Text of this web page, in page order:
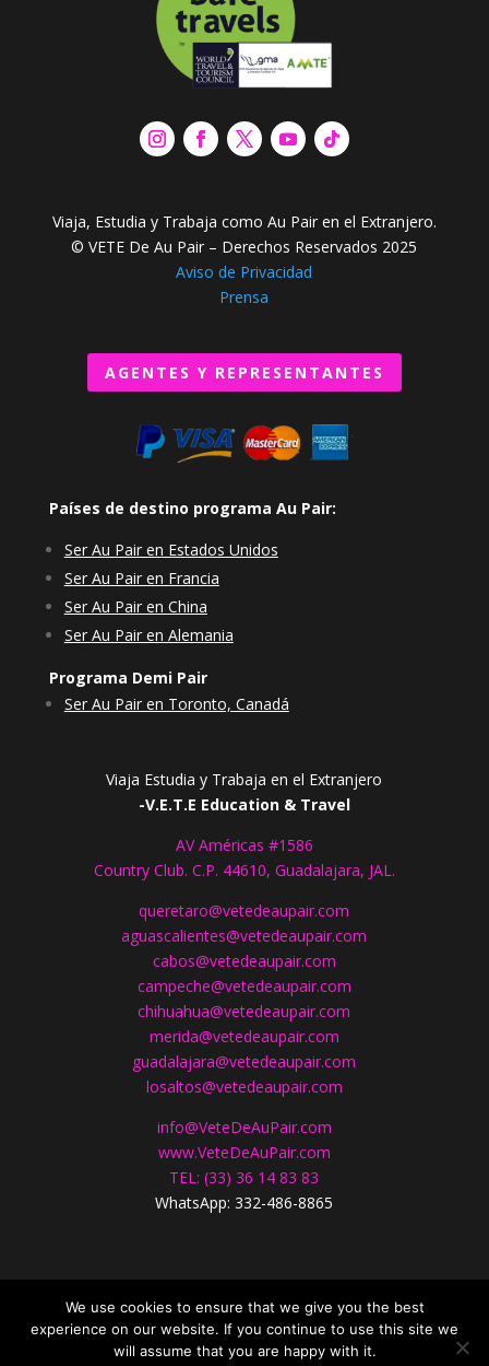
Viaja, Estudia y Trabaja como Au Pair en el Extranjero.
© VETE De Au Pair – Derechos Reservados 2025
Aviso de Privacidad
Prensa
AGENTES Y REPRESENTANTES
Países de destino programa Au Pair:
Ser Au Pair en Estados Unidos
Ser Au Pair en Francia
Ser Au Pair en China
Ser Au Pair en Alemania
Programa Demi Pair
Ser Au Pair en Toronto, Canadá
Viaja Estudia y Trabaja en el Extranjero
-V.E.T.E Education & Travel
AV Américas #1586
Country Club. C.P. 44610, Guadalajara, JAL.
queretaro@vetedeaupair.com
aguascalientes@vetedeaupair.com
cabos@vetedeaupair.com
campeche@vetedeaupair.com
chihuahua@vetedeaupair.com
merida@vetedeaupair.com
guadalajara@vetedeaupair.com
losaltos@vetedeaupair.com
info@VeteDeAuPair.com
www.VeteDeAuPair.com
TEL: (33) 36 14 83 83
WhatsApp: 332-486-8865
CONTÁCTANOS
We use cookies to ensure that we give you the best
experience on our website. If you continue to use this site we
will assume that you are happy with it.